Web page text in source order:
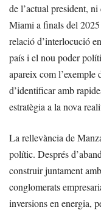
de l’actual president,
Miami a finals del
relació d’interlocució
país i el nou poder
apareix com l’exemple
d’identificar amb
estratègia a la nova
La rellevància de
polític. Després
construir juntament
conglomerats
inversions en energia,